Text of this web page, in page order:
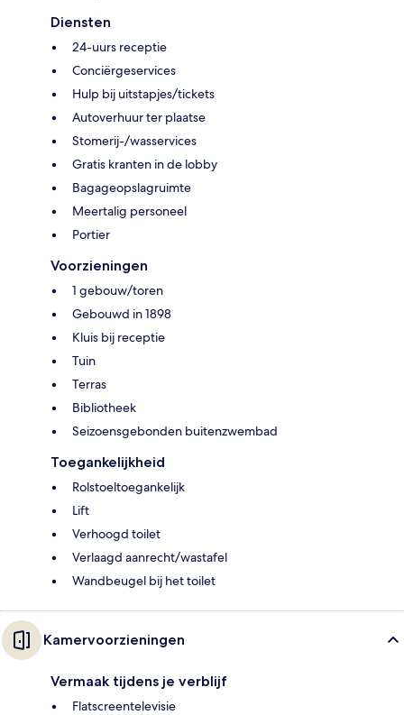
Diensten
24-uurs receptie
Conciërgeservices
Hulp bij uitstapjes/tickets
Autoverhuur ter plaatse
Stomerij-/wasservices
Gratis kranten in de lobby
Bagageopslagruimte
Meertalig personeel
Portier
Voorzieningen
1 gebouw/toren
Gebouwd in 1898
Kluis bij receptie
Tuin
Terras
Bibliotheek
Seizoensgebonden buitenzwembad
Toegankelijkheid
Rolstoeltoegankelijk
Lift
Verhoogd toilet
Verlaagd aanrecht/wastafel
Wandbeugel bij het toilet
Kamervoorzieningen
Vermaak tijdens je verblijf
Flatscreentelevisie